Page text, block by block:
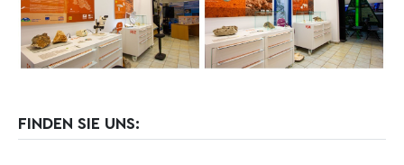
FINDEN SIE UNS: